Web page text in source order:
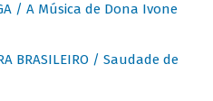
/ A Música de Dona Ivone
BRASILEIRO / Saudade de